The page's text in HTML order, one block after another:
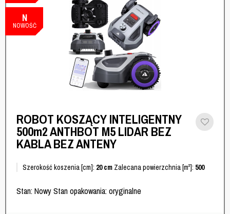
N
NOWOŚĆ
ROBOT KOSZĄCY INTELIGENTNY
500m2 ANTHBOT M5 LIDAR BEZ
KABLA BEZ ANTENY
Szerokość koszenia [cm]: 20 cm Zalecana powierzchnia [m²]: 500
Stan: Nowy Stan opakowania: oryginalne